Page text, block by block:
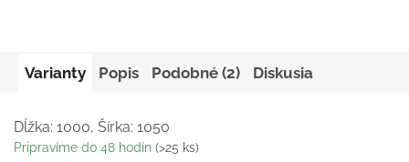
Varianty Popis Podobné (2) Diskusia
Dĺžka: 1000, Šírka: 1050
Pripravíme do 48 hodín (>25 ks)